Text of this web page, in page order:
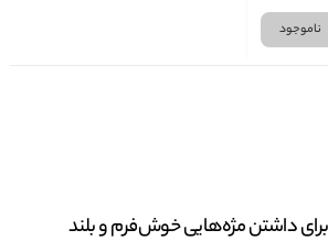
ناموجود
برای داشتن مژه‌هایی خوش‌فرم و بلند